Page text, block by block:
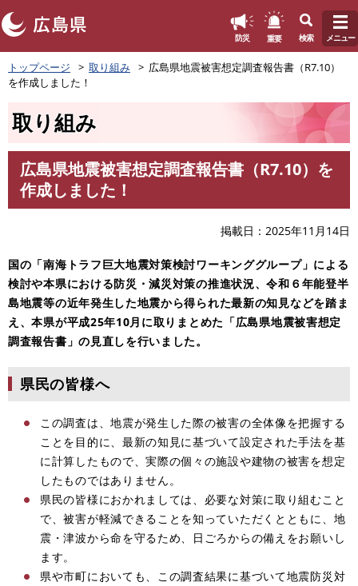
ペ
ー
ジ
防災 重要 検索 メニュー
トップページ 取り組み
広島県地震被害想定調査報告書（R7.10）
を作成しました！
取り組み
広島県地震被害想定調査報告書（R7.10）を
作成しました！
掲載日 2025年11月14日
国の「南海トラフ巨大地震対策検討ワーキンググループ」による
検討や本県における防災・減災対策の推進状況、令和６年能登半
島地震等の近年発生した地震から得られた最新の知見などを踏ま
え、本県が平成25年10月に取りまとめた「広島県地震被害想定
調査報告書」の見直しを行いました。
県民の皆様へ
この調査は、地震が発生した際の被害の全体像を把握する
ことを目的に、最新の知見に基づいて設定された手法を基
に計算したもので、実際の個々の施設や建物の被害を想定
したものではありません。
県民の皆様におかれましては、必要な対策に取り組むこと
で、被害が軽減できることを知っていただくとともに、地
震・津波から命を守るため、日ごろからの備えをお願いし
ます。
県や市町においても、この調査結果に基づいて地震防災対